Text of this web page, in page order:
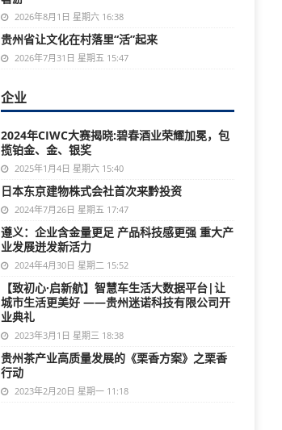
2026年8月1日 星期六 16:38
贵州省让文化在村落里“活”起来
2026年7月31日 星期五 15:47
企业
2024年CIWC大赛揭晓:碧春酒业荣耀加冕，包
揽铂金、金、银奖
2025年1月4日 星期六 15:40
日本东京建物株式会社首次来黔投资
2024年7月26日 星期五 17:47
遵义：企业含金量更足 产品科技感更强 重大产
业发展迸发新活力
2024年4月30日 星期二 15:52
【致初心·启新航】智慧车生活大数据平台|让
城市生活更美好 ——贵州迷诺科技有限公司开
业典礼
2023年3月1日 星期三 18:38
贵州茶产业高质量发展的《栗香方案》之栗香
行动
2023年2月20日 星期一 11:18